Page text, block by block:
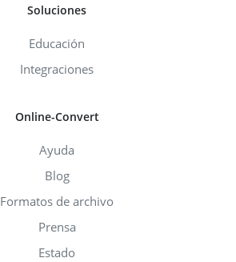
Soluciones
Educación
Integraciones
Online-Convert
Ayuda
Blog
Formatos de archivo
Prensa
Estado